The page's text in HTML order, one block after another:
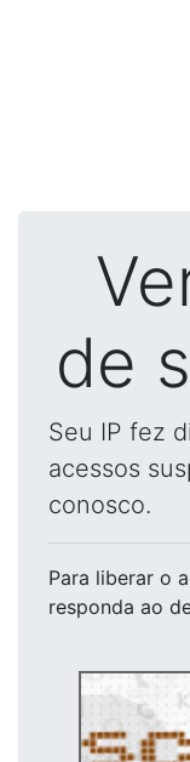
de
Seu IP fez
acessos
conosco.
Para liberar o
responda ao